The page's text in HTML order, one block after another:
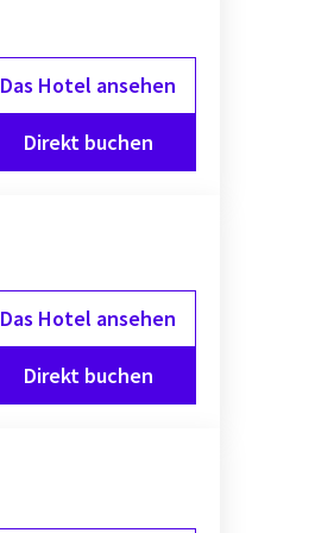
Das Hotel ansehen
Direkt buchen
Das Hotel ansehen
Direkt buchen